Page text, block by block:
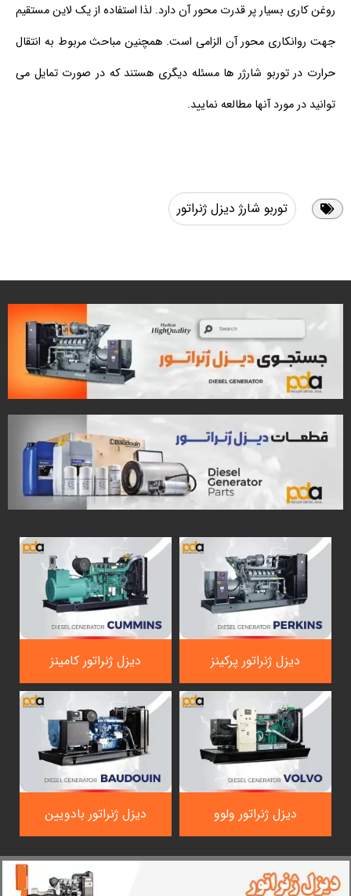
روغن کاری بسیار پر قدرت محور آن دارد. لذا استفاده از یک لاین مستقیم
جهت روانکاری محور آن الزامی است. همچنین مباحث مربوط به انتقال
حرارت در توربو شارژر ها مسئله دیگری هستند که در صورت تمایل می
توانید در مورد آنها مطالعه نمایید.
توربو شارژ دیزل ژنراتور
دیزل ژنراتور پرکینز دیزل ژنراتور کامینز
دیزل ژنراتور ولوو دیزل ژنراتور بادویین